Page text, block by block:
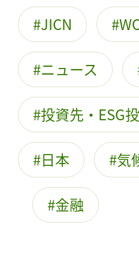
JICN
ニュース
投資先・ESG
日本 気
金融